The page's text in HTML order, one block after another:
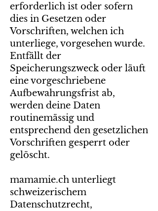
erforderlich ist oder sofern
dies in Gesetzen oder
Vorschriften, welchen ich
unterliege, vorgesehen wurde.
Entfällt der
Speicherungszweck oder läuft
eine vorgeschriebene
Aufbewahrungsfrist ab,
werden deine Daten
routinemässig und
entsprechend den gesetzlichen
Vorschriften gesperrt oder
gelöscht.
mamamie.ch unterliegt
schweizerischem
Datenschutzrecht,